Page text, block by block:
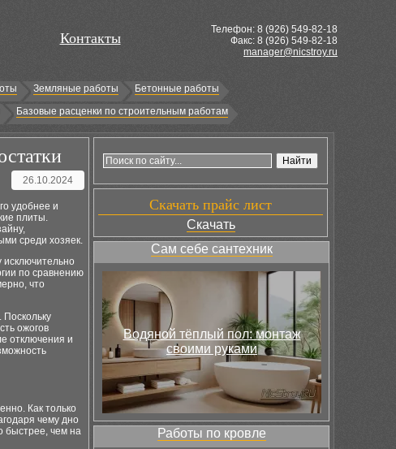
Контакты
Телефон: 8 (926) 549-82-18
Факс: 8 (926) 549-82-18
manager@nicstroy.ru
Земляные работы
Бетонные работы
Базовые расценки по строительным работам
26.10.2024
удобнее и
плиты.
среди хозяек.
по сравнению
что
ожогов
отключения и
Как только
чему дно
быстрее, чем на
Скачать прайс лист
Скачать
Сам себе сантехник
Водяной тёплый пол: монтаж
своими руками
Работы по кровле